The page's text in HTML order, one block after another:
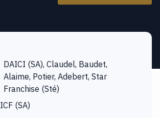
DAICI (SA), Claudel, Baudet,
Alaime, Potier, Adebert, Star
Franchise (Sté)
ICF (SA)